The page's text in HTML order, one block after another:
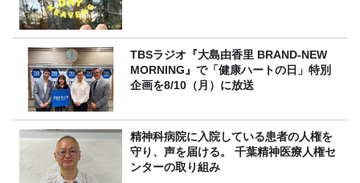
TBSラジオ『大島由香里 BRAND-NEW
MORNING』で「健康ハートの日」特別
企画を8/10（月）に放送
精神科病院に入院している患者の人権を
守り、声を届ける。 千葉精神医療人権セ
ンターの取り組み